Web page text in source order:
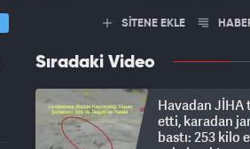
SİTENE EKLE
Sıradaki Video
Havadan JİHA
etti, karadan
bastı: 253 kilo